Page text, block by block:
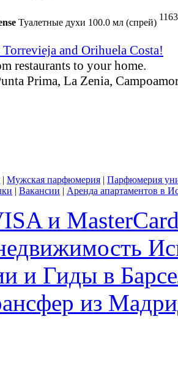
Туалетные духи 100.0 мл (спрей)
and Orihuela Costa!
restaurants to your home.
Prima, La Zenia,
| Мужская парфюмерия | Парфюмерия
| Вакансии | Аренда апартаментов в
и
и Гиды в
из